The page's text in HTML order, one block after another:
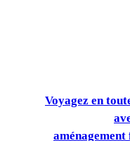
Voyagez en